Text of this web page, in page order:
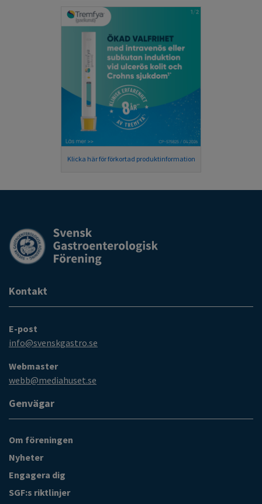
Klicka här för förkortad produktinformation
Kontakt
E-post
info@svenskgastro.se
Webmaster
webb@mediahuset.se
Genvägar
Om föreningen
Nyheter
Engagera dig
SGF:s riktlinjer